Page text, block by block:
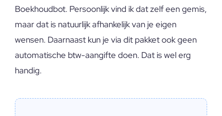
Boekhoudbot. Persoonlijk vind ik dat zelf een gemis,
maar dat is natuurlijk afhankelijk van je eigen
wensen. Daarnaast kun je via dit pakket ook geen
automatische btw-aangifte doen. Dat is wel erg
handig.